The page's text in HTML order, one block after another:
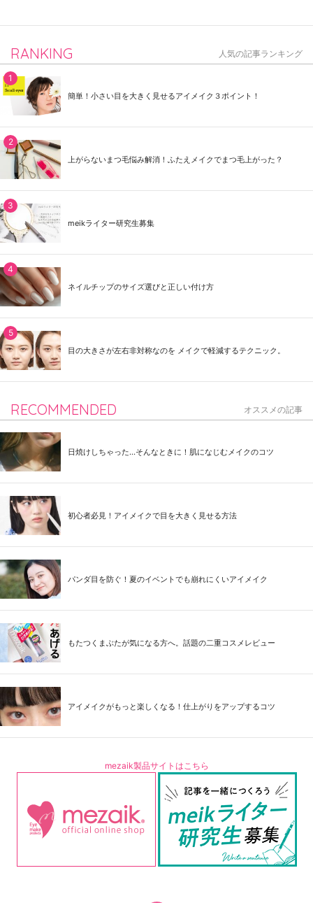
RANKING 人気の記事ランキング
簡単！小さい目を大きく見せるアイメイク３ポイント！
上がらないまつ毛悩み解消！ふたえメイクでまつ毛上がった？
meikライター研究生募集
ネイルチップのサイズ選びと正しい付け方
目の大きさが左右非対称なのを メイクで軽減するテクニック。
RECOMMENDED オススメの記事
日焼けしちゃった...そんなときに！肌になじむメイクのコツ
初心者必見！アイメイクで目を大きく見せる方法
パンダ目を防ぐ！夏のイベントでも崩れにくいアイメイク
もたつくまぶたが気になる方へ。話題の二重コスメレビュー
アイメイクがもっと楽しくなる！仕上がりをアップするコツ
mezaik製品サイトはこちら